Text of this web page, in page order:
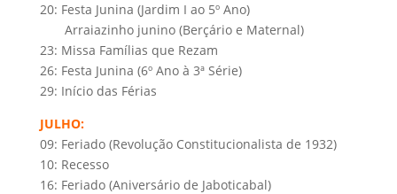
20: Festa Junina (Jardim I ao 5º Ano)
Arraiazinho junino (Berçário e Maternal)
23: Missa Famílias que Rezam
26: Festa Junina (6º Ano à 3ª Série)
29: Início das Férias
JULHO:
09: Feriado (Revolução Constitucionalista de 1932)
10: Recesso
16: Feriado (Aniversário de Jaboticabal)